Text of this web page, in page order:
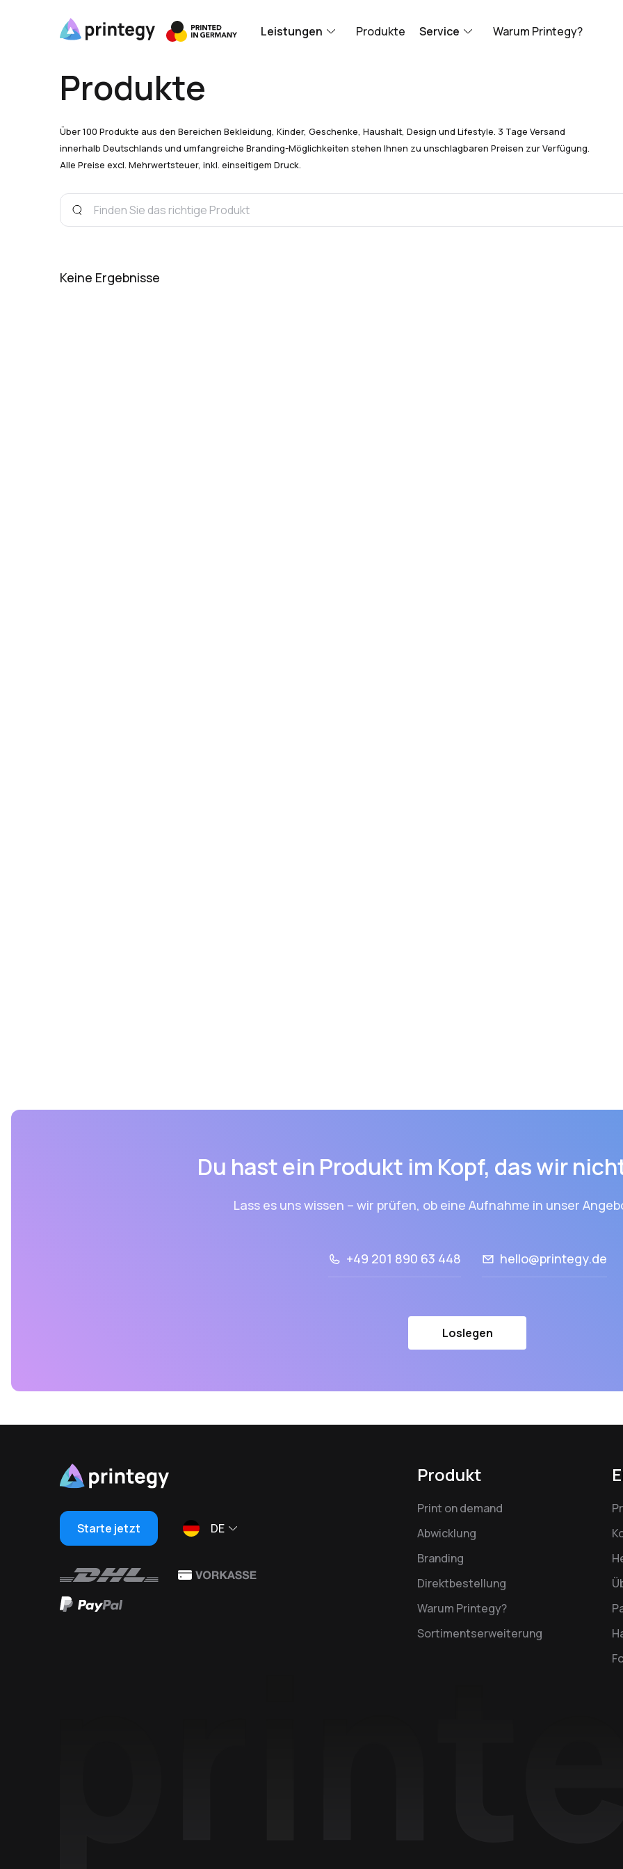
Leistungen Produkte Service Warum Printegy?
Produkte
Über 100 Produkte aus den Bereichen Bekleidung, Kinder, Geschenke, Haushalt, Design und Lifestyle. 3 Tage Versand
innerhalb Deutschlands und umfangreiche Branding-Möglichkeiten stehen Ihnen zu unschlagbaren Preisen zur Verfügung.
Alle Preise excl. Mehrwertsteuer, inkl. einseitigem Druck.
Keine Ergebnisse
Du hast ein Produkt im Kopf, das wir
Lass es uns wissen – wir prüfen, ob eine Aufnahme in unser
+49 201 890 63 448 hello@printegy.de
Loslegen
Starte jetzt DE
Produkt
Print on demand
Abwicklung
Branding
Direktbestellung
Warum Printegy?
Sortimentserweiterung